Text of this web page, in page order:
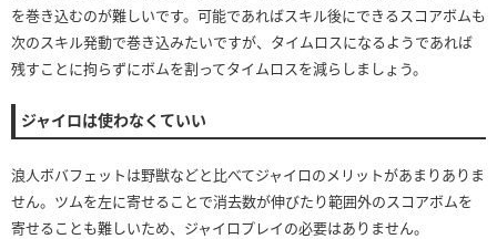
を巻き込むのが難しいです。可能であればスキル後にできるスコアボムも
次のスキル発動で巻き込みたいですが、タイムロスになるようであれば
残すことに拘らずにボムを割ってタイムロスを減らしましょう。
ジャイロは使わなくていい
浪人ボバフェットは野獣などと比べてジャイロのメリットがあまりありま
せん。ツムを左に寄せることで消去数が伸びたり範囲外のスコアボムを
寄せることも難しいため、ジャイロプレイの必要はありません。